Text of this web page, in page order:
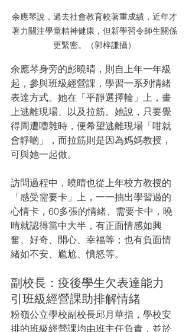
余應琴說，過去社會教育較著重成績，近年才
著力關注學童精神健康，但新學習令師生關係
更緊密。（郭梓謙攝）
余應琴身旁的彭曉晴，則自上年一年級
起，參與班級經營課，學習一系列情緒
表達方式。她在「平靜選擇輪」上，畫
上逃離現場、以及拉筋。她說，只要覺
得周遭嘈雜時，便希望逃離現場「咁就
會靜啲」，而拉筋則是因為媽媽教授，
可與她一起做。
訪問過程中，曉晴也從上年校方教授的
「感受需要卡」上，一一抽出學習過的
心情卡，60多張的情緒、需要卡中，曉
晴就認得當中大半，有正面情感如興
奮、好奇、開心、幸福等；也有負面情
緒如不安、尷尬、憤怒等。
副校長：疫後學生欠表達能力
引班級經營課助排解情緒
粉嶺公立學校副校長邱月華指，學校安
排的班級經營課均由班主任負責，並於